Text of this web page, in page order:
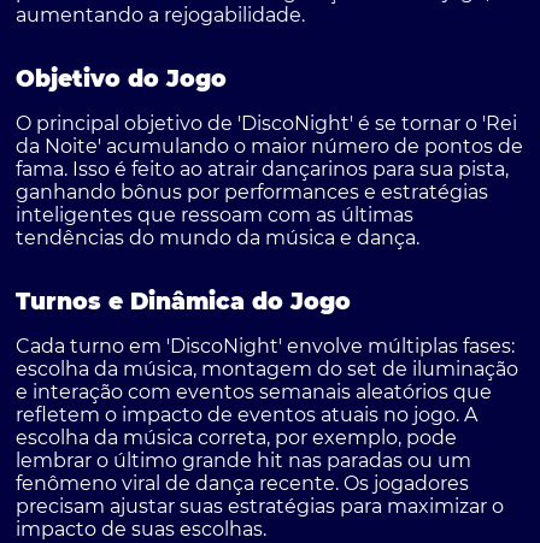
aumentando a rejogabilidade.
Objetivo do Jogo
O principal objetivo de 'DiscoNight' é se tornar o 'Rei
da Noite' acumulando o maior número de pontos de
fama. Isso é feito ao atrair dançarinos para sua pista,
ganhando bônus por performances e estratégias
inteligentes que ressoam com as últimas
tendências do mundo da música e dança.
Turnos e Dinâmica do Jogo
Cada turno em 'DiscoNight' envolve múltiplas fases:
escolha da música, montagem do set de iluminação
e interação com eventos semanais aleatórios que
refletem o impacto de eventos atuais no jogo. A
escolha da música correta, por exemplo, pode
lembrar o último grande hit nas paradas ou um
fenômeno viral de dança recente. Os jogadores
precisam ajustar suas estratégias para maximizar o
impacto de suas escolhas.